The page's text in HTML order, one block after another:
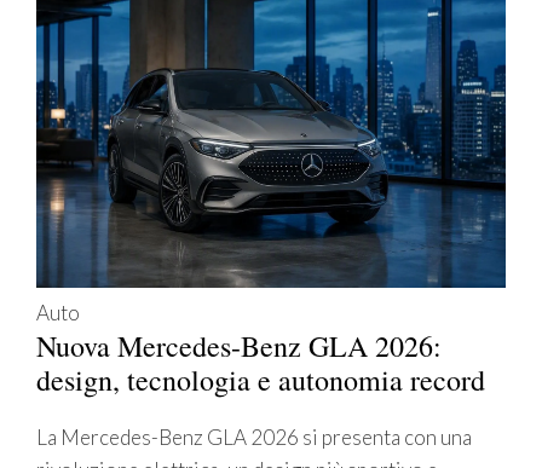
Auto
Nuova Mercedes-Benz GLA 2026:
design, tecnologia e autonomia record
La Mercedes-Benz GLA 2026 si presenta con una